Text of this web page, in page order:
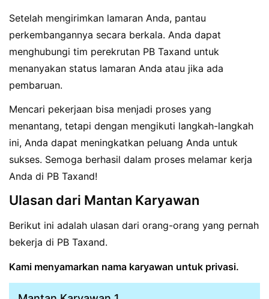
Setelah mengirimkan lamaran Anda, pantau
perkembangannya secara berkala. Anda dapat
menghubungi tim perekrutan PB Taxand untuk
menanyakan status lamaran Anda atau jika ada
pembaruan.
Mencari pekerjaan bisa menjadi proses yang
menantang, tetapi dengan mengikuti langkah-langkah
ini, Anda dapat meningkatkan peluang Anda untuk
sukses. Semoga berhasil dalam proses melamar kerja
Anda di PB Taxand!
Ulasan dari Mantan Karyawan
Berikut ini adalah ulasan dari orang-orang yang pernah
bekerja di PB Taxand.
Kami menyamarkan nama karyawan untuk privasi.